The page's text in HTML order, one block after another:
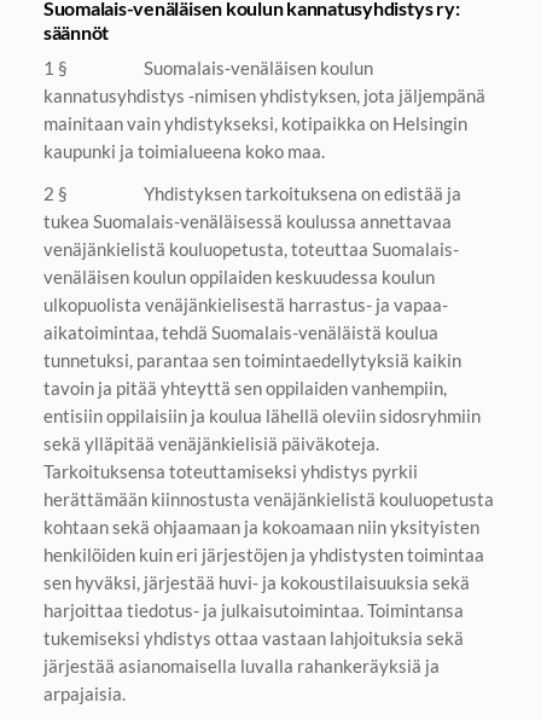
Suomalais-venäläisen koulun kannatusyhdistys ry:
säännöt
1 § Suomalais-venäläisen koulun
kannatusyhdistys -nimisen yhdistyksen, jota jäljempänä
mainitaan vain yhdistykseksi, kotipaikka on Helsingin
kaupunki ja toimialueena koko maa.
2 § Yhdistyksen tarkoituksena on edistää ja
tukea Suomalais-venäläisessä koulussa annettavaa
venäjänkielistä kouluopetusta, toteuttaa Suomalais-
venäläisen koulun oppilaiden keskuudessa koulun
ulkopuolista venäjänkielisestä harrastus- ja vapaa-
aikatoimintaa, tehdä Suomalais-venäläistä koulua
tunnetuksi, parantaa sen toimintaedellytyksiä kaikin
tavoin ja pitää yhteyttä sen oppilaiden vanhempiin,
entisiin oppilaisiin ja koulua lähellä oleviin sidosryhmiin
sekä ylläpitää venäjänkielisiä päiväkoteja.
Tarkoituksensa toteuttamiseksi yhdistys pyrkii
herättämään kiinnostusta venäjänkielistä kouluopetusta
kohtaan sekä ohjaamaan ja kokoamaan niin yksityisten
henkilöiden kuin eri järjestöjen ja yhdistysten toimintaa
sen hyväksi, järjestää huvi- ja kokoustilaisuuksia sekä
harjoittaa tiedotus- ja julkaisutoimintaa. Toimintansa
tukemiseksi yhdistys ottaa vastaan lahjoituksia sekä
järjestää asianomaisella luvalla rahankeräyksiä ja
arpajaisia.